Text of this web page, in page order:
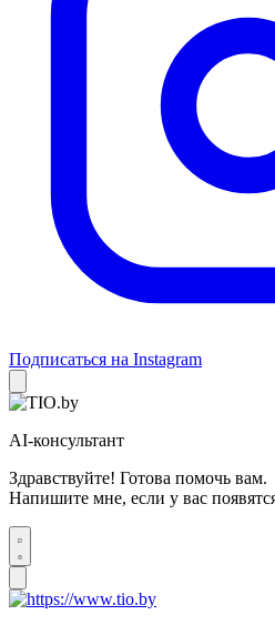
Подписаться на Instagram
AI-консультант
Здравствуйте! Готова помочь вам.
Напишите мне, если у вас